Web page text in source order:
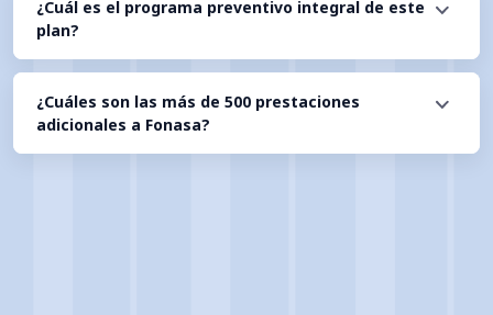
¿Cuál es el programa preventivo integral de este
plan?
¿Cuáles son las más de 500 prestaciones
adicionales a Fonasa?